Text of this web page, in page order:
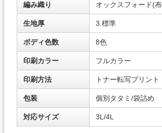
編み織り オックスフォード(
生地厚 3.標準
ボディ色数 8色
印刷カラー フルカラー
印刷方法 トナー転写プリント
包装 個別タタミ/袋詰め
対応サイズ 3L/4L